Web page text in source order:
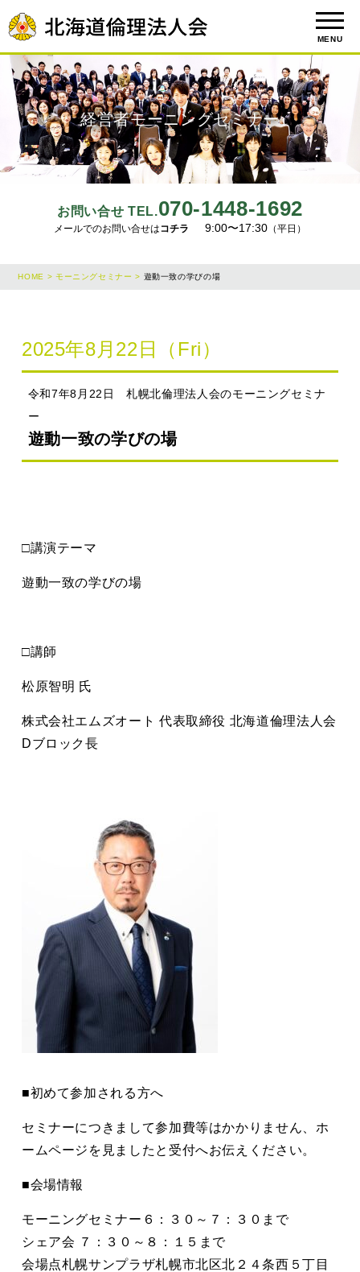
MENU
お問い合せ TEL.070-1448-1692
メールでのお問い合せはコチラ 9:00〜17:30 （平日）
経営者モーニングセミナー
HOME > モーニングセミナー > 遊動一致の学びの場
2025年8月22日（Fri）
令和7年8月22日 札幌北倫理法人会のモーニングセミナ
ー
遊動一致の学びの場
□講演テーマ
遊動一致の学びの場
□講師
松原智明 氏
株式会社エムズオート 代表取締役 北海道倫理法人会
Dブロック長
■初めて参加される方へ
セミナーにつきまして参加費等はかかりません、ホ
ームページを見ましたと受付へお伝えください。
■会場情報
モーニングセミナー６：３０～７：３０まで
シェア会 ７：３０～８：１５まで
会場点札幌サンプラザ札幌市北区北２４条西５丁目